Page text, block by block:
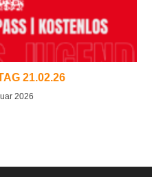
21.02.26
2026